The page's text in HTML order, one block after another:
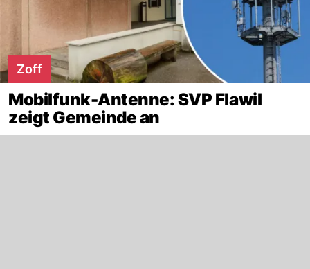
Zoff
Mobilfunk-Antenne: SVP Flawil
zeigt Gemeinde an